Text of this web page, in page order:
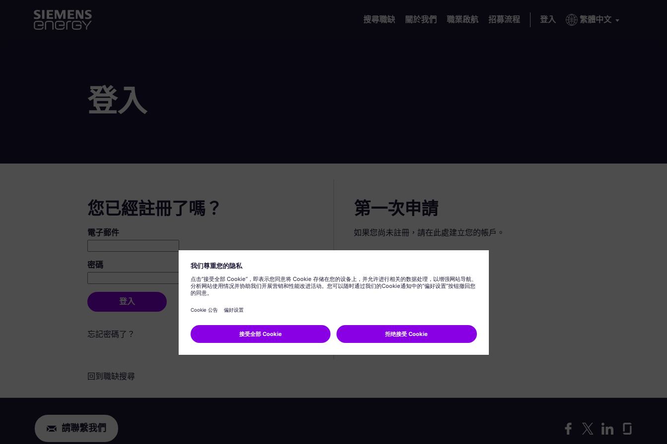
搜尋職缺 關於我們 職業啟航 招募流程 登入 繁體中文
登入
您已經註冊了嗎？
登入：使用者和密碼
電子郵件
密碼
登入
忘記密碼了？
第一次申請
如果您尚未註冊，請在此處建立您的帳戶。
回到職缺搜尋
請聯繫我們